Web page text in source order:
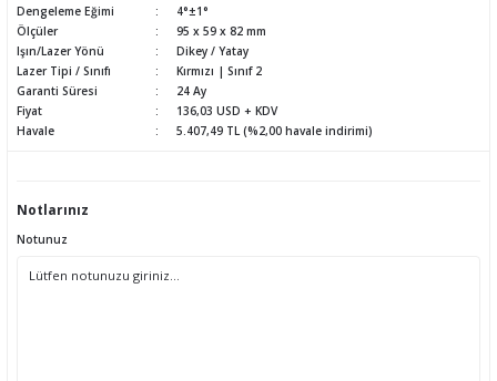
Dengeleme Eğimi
4°±1°
Ölçüler
95 x 59 x 82 mm
Işın/Lazer Yönü
Dikey / Yatay
Lazer Tipi / Sınıfı
Kırmızı | Sınıf 2
Garanti Süresi
24 Ay
Fiyat
136,03 USD + KDV
Havale
5.407,49 TL (%2,00 havale indirimi)
Notlarınız
Notunuz